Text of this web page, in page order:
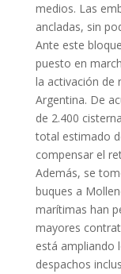
medios. Las
ancladas, sin
Ante este
puesto en
la activación de
Argentina. De
de 2.400
total estimado
compensar el
Además, se
buques a
marítimas han
mayores
está ampliando
despachos